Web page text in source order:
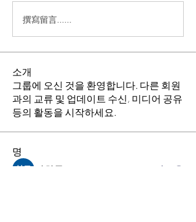
撰寫留言......
소개
그룹에 오신 것을 환영합니다. 다른 회원
과의 교류 및 업데이트 수신, 미디어 공유
등의 활동을 시작하세요.
명
김희두
팔로우